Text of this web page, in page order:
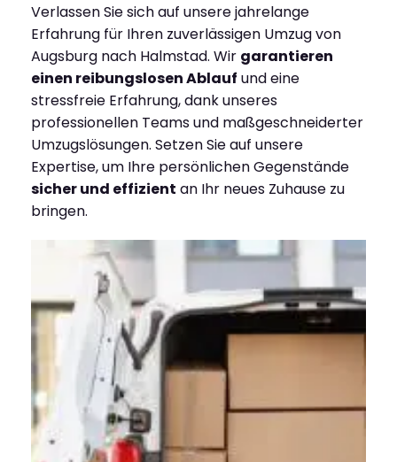
Verlassen Sie sich auf unsere jahrelange
Erfahrung für Ihren zuverlässigen Umzug von
Augsburg nach Halmstad. Wir garantieren
einen reibungslosen Ablauf und eine
stressfreie Erfahrung, dank unseres
professionellen Teams und maßgeschneiderter
Umzugslösungen. Setzen Sie auf unsere
Expertise, um Ihre persönlichen Gegenstände
sicher und effizient an Ihr neues Zuhause zu
bringen.